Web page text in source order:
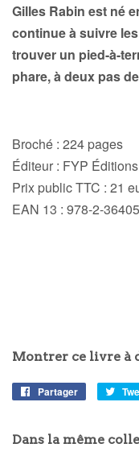
Gilles Rabin est né
continue à suivre
trouver un pied-à-
phare, à deux pas
Broché : 224 pages
Éditeur : FYP Éditions
Prix public TTC : 21
EAN 13 : 978-2-
Montrer ce livre à
Partager
Partager
Dans la même